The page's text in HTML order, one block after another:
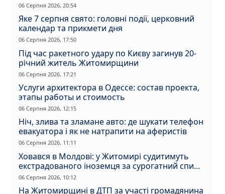
06 Серпня 2026, 20:54
Яке 7 серпня свято: головні події, церковний
календар та прикмети дня
06 Серпня 2026, 17:50
Під час ракетного удару по Києву загинув 20-
річний житель Житомирщини
06 Серпня 2026, 17:21
Услуги архитектора в Одессе: состав проекта,
этапы работы и стоимость
06 Серпня 2026, 12:15
Ніч, злива та зламане авто: де шукати телефон
евакуатора і як не натрапити на аферистів
06 Серпня 2026, 11:11
Ховався в Молдові: у Житомирі судитимуть
екстрадованого іноземця за сурогатний спирт
і відмивання грошей
06 Серпня 2026, 10:12
На Житомирщині в ДТП за участі громадянина